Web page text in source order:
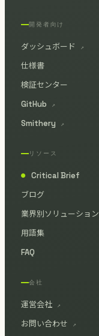
開発者向け
ダッシュボード ↗
仕様書
検証センター
GitHub
↗
Smithery ↗
リソース
●
Critical Brief
ブログ
業界別ソリューション
用語集
FAQ
会社
運営会社 ↗
お問い合わせ ↗